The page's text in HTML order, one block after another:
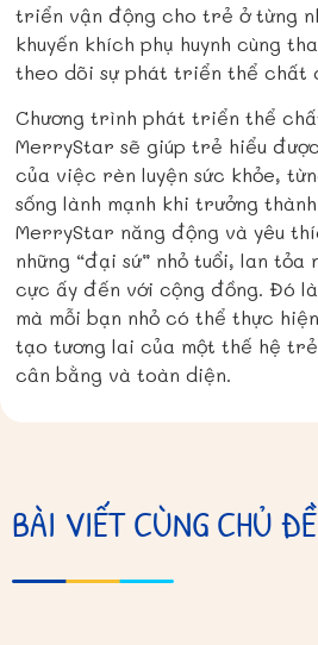
triển vận động cho trẻ ở từng
khuyến khích phụ huynh cùng
theo dõi sự phát triển thể chất
Chương trình phát triển thể
MerryStar sẽ giúp trẻ hiểu
của việc rèn luyện sức khỏe,
sống lành mạnh khi trưởng
MerryStar năng động và yêu
những “đại sứ” nhỏ tuổi, lan tỏa
cực ấy đến với cộng đồng. Đó
mà mỗi bạn nhỏ có thể thực
tạo tương lai của một thế hệ
cân bằng và toàn diện.
BÀI VIẾT CÙNG CHỦ ĐỀ